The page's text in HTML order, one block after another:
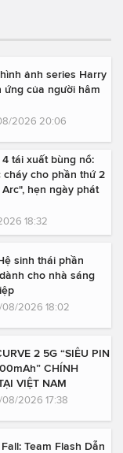
ảnh series Harry
ứng của người hâm
2026 20:06
4 tái xuất bùng nổ:
cháy cho phần thứ 2
hẹn ngày phát
18:32
sinh thái phần
cho nhà sáng
08/2026 18:02
2 5G “SIÊU PIN
CHÍNH
VIỆT NAM
2026 17:38
Team Flash Dẫn